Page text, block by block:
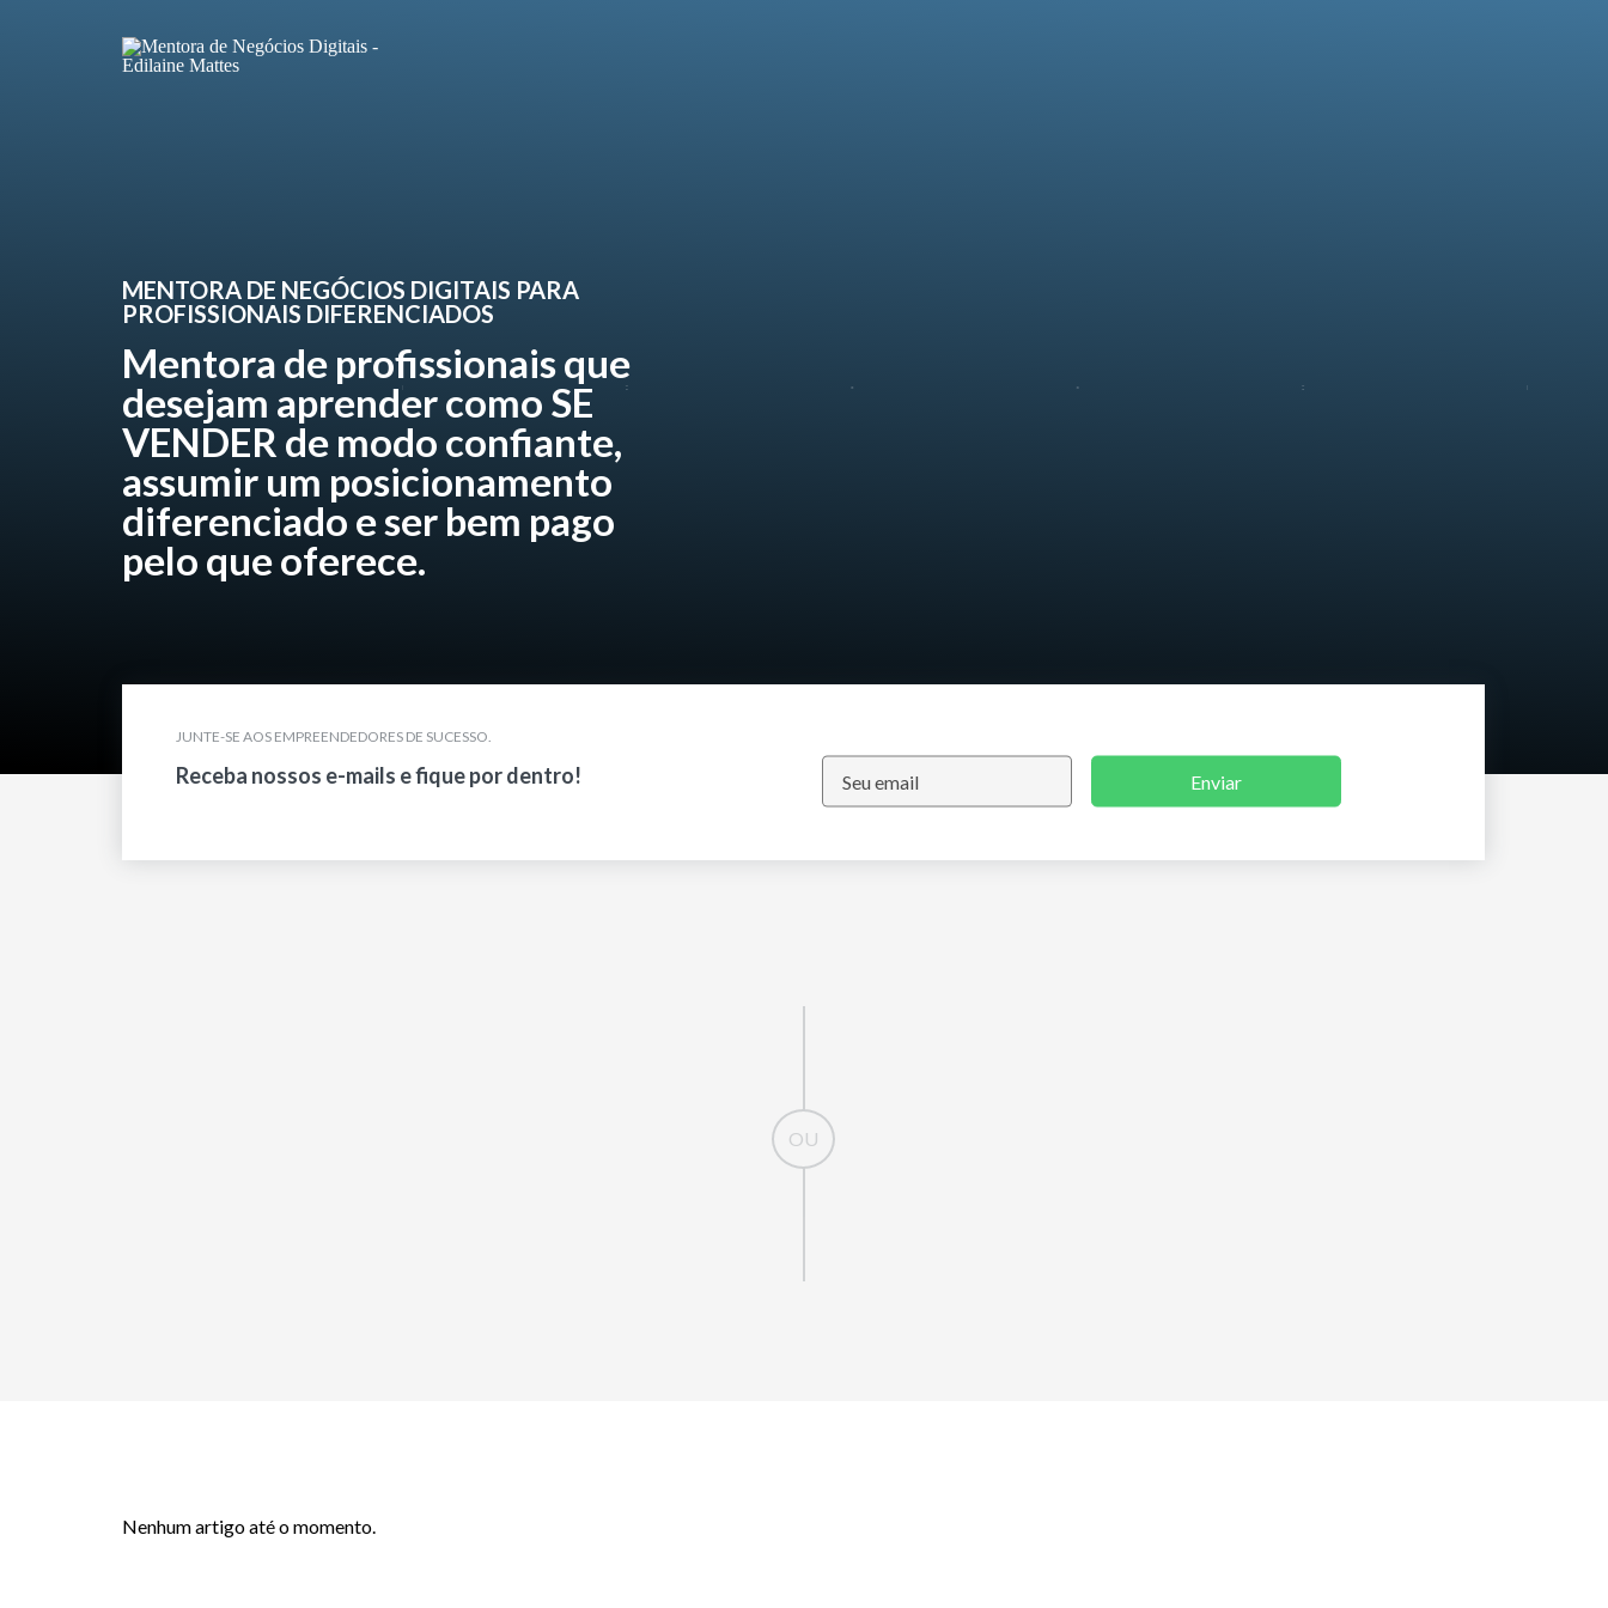
MENTORA DE NEGÓCIOS DIGITAIS PARA
PROFISSIONAIS DIFERENCIADOS
Mentora de profissionais que
desejam aprender como SE
VENDER de modo confiante,
assumir um posicionamento
diferenciado e ser bem pago
pelo que oferece.
JUNTE-SE AOS EMPREENDEDORES DE SUCESSO.
Receba nossos e-mails e fique por dentro! Enviar
Nenhum artigo até o momento.